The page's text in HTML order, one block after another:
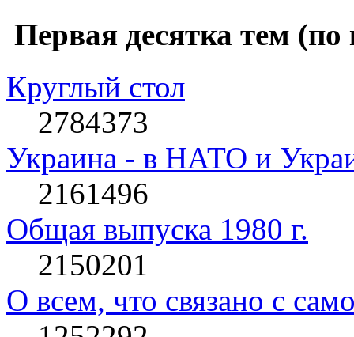
Первая десятка тем (по
Круглый стол
2784373
Украина - в НАТО и
2161496
Общая выпуска 1980 г.
2150201
О всем, что связано с